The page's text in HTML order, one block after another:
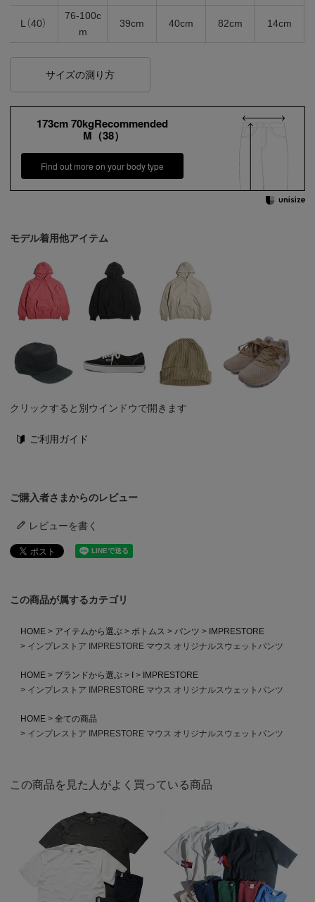
L（40）
76-100c
m
39cm 40cm 82cm 14cm
サイズの測り方
173cm 70kgRecommended
M（38）
Find out more on your body type
モデル着用他アイテム
クリックすると別ウインドウで開きます
ご利用ガイド
ご購入者さまからのレビュー
レビューを書く
この商品が属するカテゴリ
HOME アイテムから選ぶ ボトムス パンツ
IMPRESTORE
インプレストア IMPRESTORE マウス オリジナルスウェットパンツ
HOME ブランドから選ぶ I
IMPRESTORE
インプレストア IMPRESTORE マウス オリジナルスウェットパンツ
HOME
全ての商品
インプレストア IMPRESTORE マウス オリジナルスウェットパンツ
この商品を見た人がよく買っている商品